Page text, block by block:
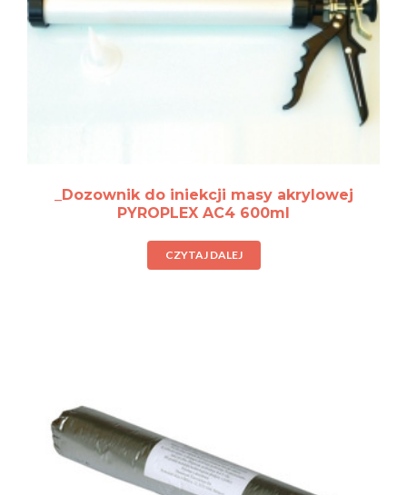
_Dozownik do iniekcji masy akrylowej
PYROPLEX AC4 600ml
CZYTAJ DALEJ